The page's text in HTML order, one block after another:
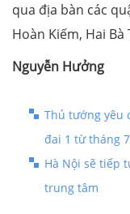
qua địa bàn các
Hoàn Kiếm, Hai
Nguyễn Hưởng
Thủ tướng yêu
đai 1 từ tháng
Hà Nội sẽ tiếp
trung tâm